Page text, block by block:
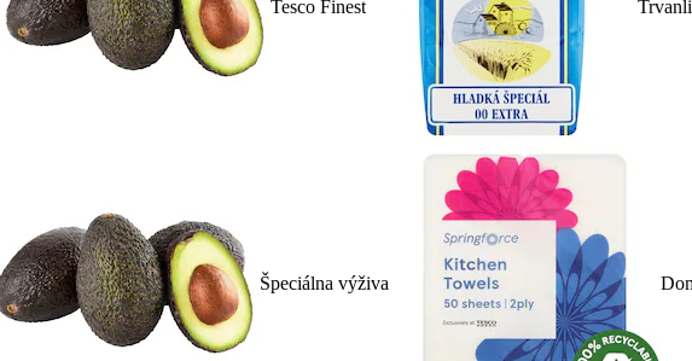
Tesco Finest
Špeciálna výživa